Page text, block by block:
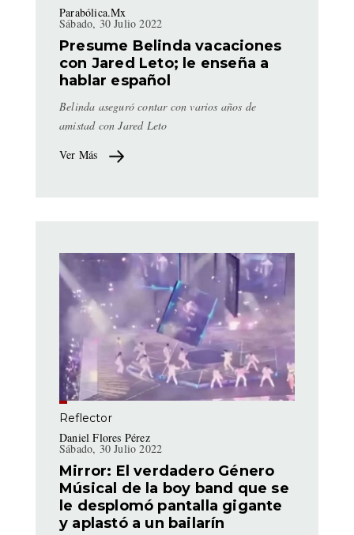
Parabólica.Mx
Sábado, 30 Julio 2022
Presume Belinda vacaciones
con Jared Leto; le enseña a
hablar español
Belinda aseguró contar con varios años de
amistad con Jared Leto
Ver Más
Reflector
Daniel Flores Pérez
Sábado, 30 Julio 2022
Mirror: El verdadero Género
Músical de la boy band que se
le desplomó pantalla gigante
y aplastó a un bailarín